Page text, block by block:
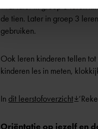
Wat later in groep 3 leren
de tien. Later in groep 3
gebruiken.
Ook leren kinderen tellen
kinderen les in meten,
In dit leerstofoverzicht
Oriëntatie op jezelf en